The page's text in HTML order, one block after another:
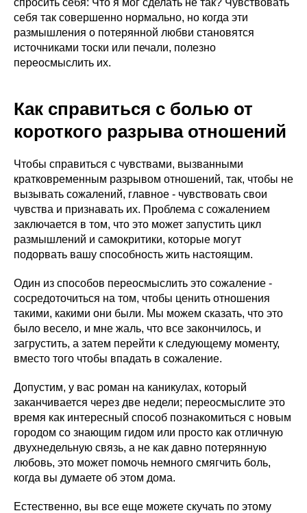
спросить себя: Что я мог сделать не так? Чувствовать
себя так совершенно нормально, но когда эти
размышления о потерянной любви становятся
источниками тоски или печали, полезно
переосмыслить их.
Как справиться с болью от
короткого разрыва отношений
Чтобы справиться с чувствами, вызванными
кратковременным разрывом отношений, так, чтобы не
вызывать сожалений, главное - чувствовать свои
чувства и признавать их. Проблема с сожалением
заключается в том, что это может запустить цикл
размышлений и самокритики, которые могут
подорвать вашу способность жить настоящим.
Один из способов переосмыслить это сожаление -
сосредоточиться на том, чтобы ценить отношения
такими, какими они были. Мы можем сказать, что это
было весело, и мне жаль, что все закончилось, и
загрустить, а затем перейти к следующему моменту,
вместо того чтобы впадать в сожаление.
Допустим, у вас роман на каникулах, который
заканчивается через две недели; переосмыслите это
время как интересный способ познакомиться с новым
городом со знающим гидом или просто как отличную
двухнедельную связь, а не как давно потерянную
любовь, это может помочь немного смягчить боль,
когда вы думаете об этом дома.
Естественно, вы все еще можете скучать по этому